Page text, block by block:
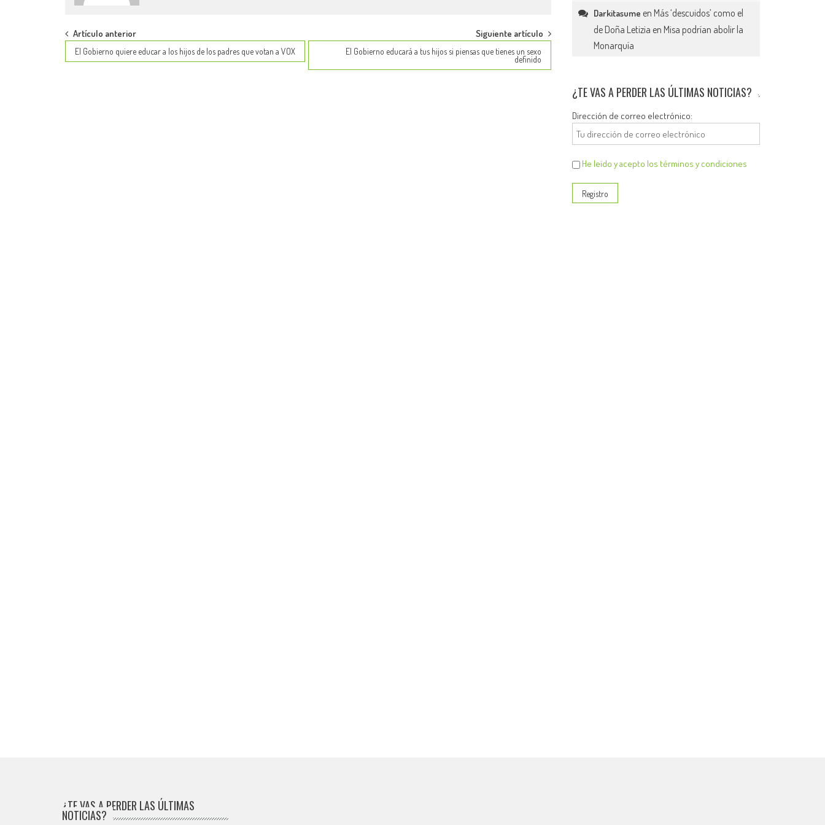
Post
navigation
Artículo anterior
El Gobierno quiere educar a los hijos de los padres que votan a VOX
Siguiente artículo
El Gobierno educará a tus hijos si piensas que tienes un sexo
definido
Darkitasume en Más ‘descuidos’ como el
de Doña Letizia en Misa podrían abolir la
Monarquía
¿TE VAS A PERDER LAS ÚLTIMAS NOTICIAS?
Dirección de correo electrónico:
He leído y acepto los términos y condiciones
¿TE VAS A PERDER LAS ÚLTIMAS
NOTICIAS?